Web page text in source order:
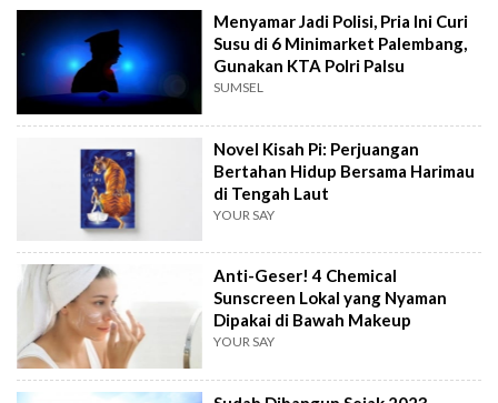
Menyamar Jadi Polisi, Pria Ini Curi
Susu di 6 Minimarket Palembang,
Gunakan KTA Polri Palsu
SUMSEL
Novel Kisah Pi: Perjuangan
Bertahan Hidup Bersama Harimau
di Tengah Laut
YOUR SAY
Anti-Geser! 4 Chemical
Sunscreen Lokal yang Nyaman
Dipakai di Bawah Makeup
YOUR SAY